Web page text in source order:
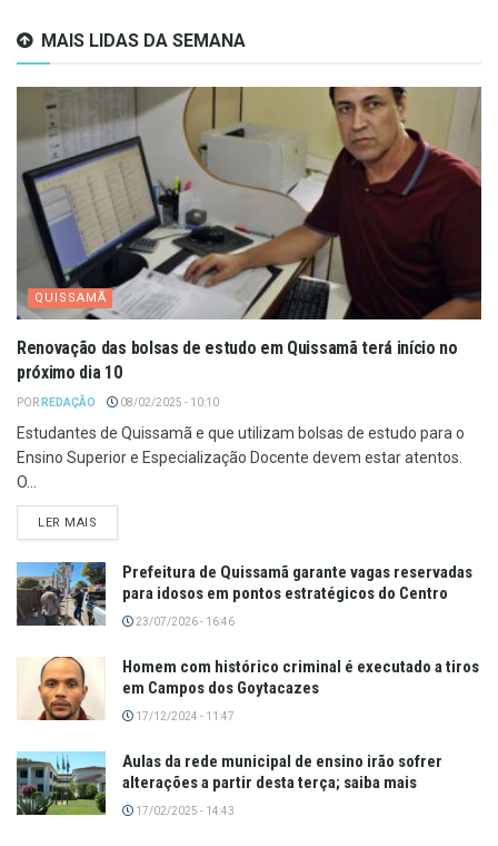
MAIS LIDAS DA SEMANA
QUISSAMÃ
Renovação das bolsas de estudo em Quissamã terá início no
próximo dia 10
POR REDAÇÃO 08/02/2025 - 10:10
Estudantes de Quissamã e que utilizam bolsas de estudo para o
Ensino Superior e Especialização Docente devem estar atentos.
O...
LER MAIS
Prefeitura de Quissamã garante vagas reservadas
para idosos em pontos estratégicos do Centro
23/07/2026 - 16:46
Homem com histórico criminal é executado a tiros
em Campos dos Goytacazes
17/12/2024 - 11:47
Aulas da rede municipal de ensino irão sofrer
alterações a partir desta terça; saiba mais
17/02/2025 - 14:43